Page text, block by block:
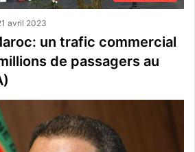
avril 2023
un trafic commercial
de passagers au